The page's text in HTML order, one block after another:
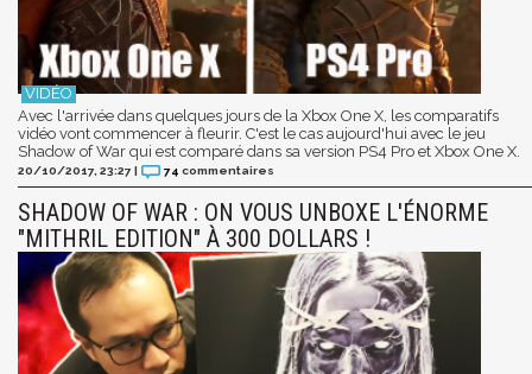
Avec l'arrivée dans quelques jours de la Xbox One X, les comparatifs
vidéo vont commencer à fleurir. C'est le cas aujourd'hui avec le jeu
Shadow of War qui est comparé dans sa version PS4 Pro et Xbox One X.
20/10/2017, 23:27 | 74 commentaires
SHADOW OF WAR : ON VOUS UNBOXE L'ÉNORME
"MITHRIL EDITION" À 300 DOLLARS !